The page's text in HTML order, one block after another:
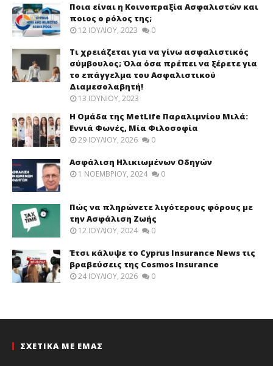
Ποια είναι η Κοινοπραξία Ασφαλιστών και
ποιος ο ρόλος της;
12 ΙΟΥΛΊΟΥ, 2023 0
Τι χρειάζεται για να γίνω ασφαλιστικός
σύμβουλος; Όλα όσα πρέπει να ξέρετε για
το επάγγελμα του Ασφαλιστικού
Διαμεσολαβητή!
13 ΙΟΥΝΊΟΥ, 2023
Η Ομάδα της MetLife Παραλιμνίου Μιλά:
Εννιά Φωνές, Μία Φιλοσοφία
29 ΙΟΥΛΊΟΥ, 2026 0
Ασφάλιση Ηλικιωμένων Οδηγών
1 ΝΟΕΜΒΡΊΟΥ, 2024 0
Πώς να πληρώνετε λιγότερους φόρους με
την Ασφάλιση Ζωής
12 ΙΟΥΛΊΟΥ, 2024 0
Έτσι κάλυψε το Cyprus Insurance News τις
βραβεύσεις της Cosmos Insurance
24 ΙΟΥΛΊΟΥ, 2026 0
ΣΧΕΤΙΚΑ ΜΕ ΕΜΑΣ